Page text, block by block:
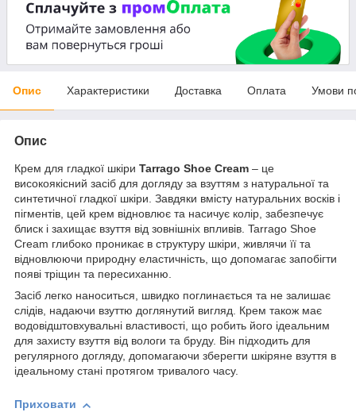
Опис Характеристики Доставка Оплата Умови
Опис
Крем для гладкої шкіри Tarrago Shoe Cream – це
високоякісний засіб для догляду за взуттям з натуральної та
синтетичної гладкої шкіри. Завдяки вмісту натуральних восків і
пігментів, цей крем відновлює та насичує колір, забезпечує
блиск і захищає взуття від зовнішніх впливів. Tarrago Shoe
Cream глибоко проникає в структуру шкіри, живлячи її та
відновлюючи природну еластичність, що допомагає запобігти
появі тріщин та пересиханню.
Засіб легко наноситься, швидко поглинається та не залишає
слідів, надаючи взуттю доглянутий вигляд. Крем також має
водовідштовхувальні властивості, що робить його ідеальним
для захисту взуття від вологи та бруду. Він підходить для
регулярного догляду, допомагаючи зберегти шкіряне взуття в
ідеальному стані протягом тривалого часу.
Приховати